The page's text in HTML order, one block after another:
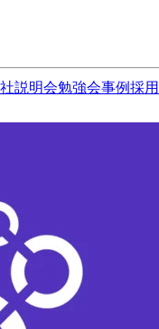
説明会勉強会事例採用